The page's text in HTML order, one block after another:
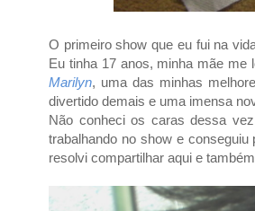
O primeiro show que eu fui na
Eu tinha 17 anos, minha mãe me
Marilyn, uma das minhas
divertido demais e uma imensa
Não conheci os caras dessa
trabalhando no show e
resolvi compartilhar aqui e